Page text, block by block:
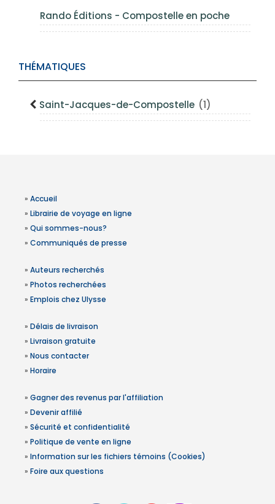
Rando Éditions - Compostelle en poche
THÉMATIQUES
Saint-Jacques-de-Compostelle (1)
» Accueil
» Librairie de voyage en ligne
» Qui sommes-nous?
» Communiqués de presse
» Auteurs recherchés
» Photos recherchées
» Emplois chez Ulysse
» Délais de livraison
» Livraison gratuite
» Nous contacter
» Horaire
» Gagner des revenus par l'affiliation
» Devenir affilié
» Sécurité et confidentialité
» Politique de vente en ligne
» Information sur les fichiers témoins (Cookies)
» Foire aux questions